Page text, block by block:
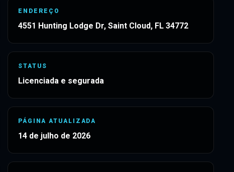
ENDEREÇO
4551 Hunting Lodge Dr, Saint Cloud, FL 34772
STATUS
Licenciada e segurada
PÁGINA ATUALIZADA
14 de julho de 2026